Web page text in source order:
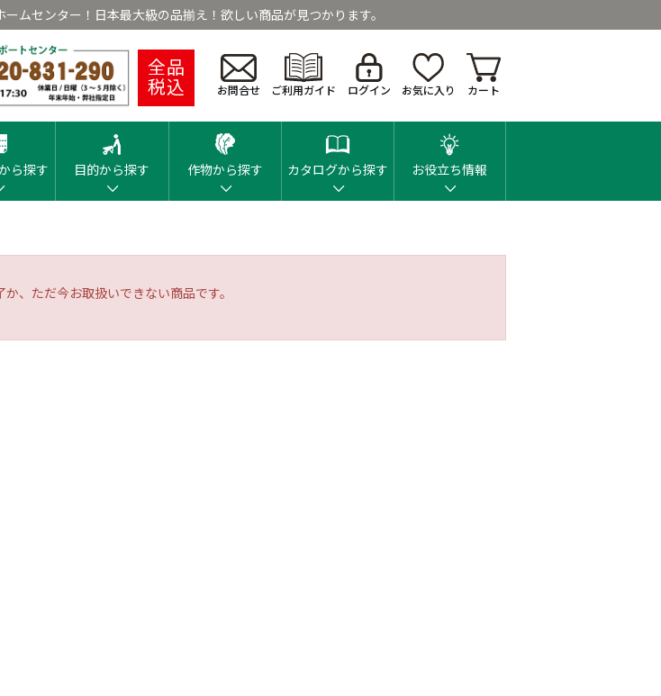
ムセンター！日本最大級の品揃え！欲しい商品が見つかります。
全品
税込 お問合せ ご利用ガイド ログイン お気に入り カート
ら探す 目的から探す 作物から探す カタログから探す お役立ち情報
、ただ今お取扱いできない商品です。